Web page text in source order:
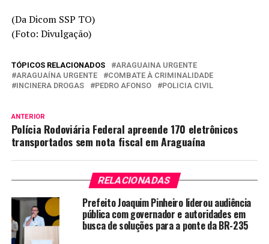
(Da Dicom SSP TO)
(Foto: Divulgação)
TÓPICOS RELACIONADOS
ARAGUAINA URGENTE
ARAGUAÍNA URGENTE
COMBATE À CRIMINALIDADE
INCINERA DROGAS
PEDRO AFONSO POLICIA CIVIL
ANTERIOR
Polícia Rodoviária Federal apreende 170 eletrônicos
transportados sem nota fiscal em Araguaína
RELACIONADAS
Prefeito Joaquim Pinheiro liderou audiência
pública com governador e autoridades em
busca de soluções para a ponte da BR-235